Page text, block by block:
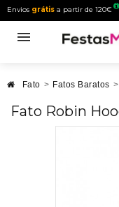
Envios grátis a partir de 120€
Fato > Fatos Baratos >
Fato Robin